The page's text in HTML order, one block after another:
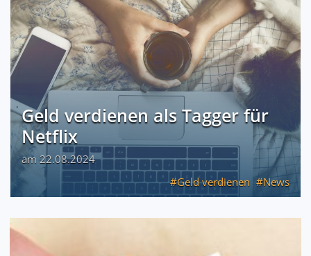
Geld verdienen als Tagger für
Netflix
am 22.08.2024
Geld verdienen
News